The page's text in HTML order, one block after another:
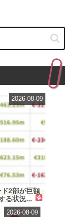
2部が巨額
る状況...
2026-08-09
2026-08-09